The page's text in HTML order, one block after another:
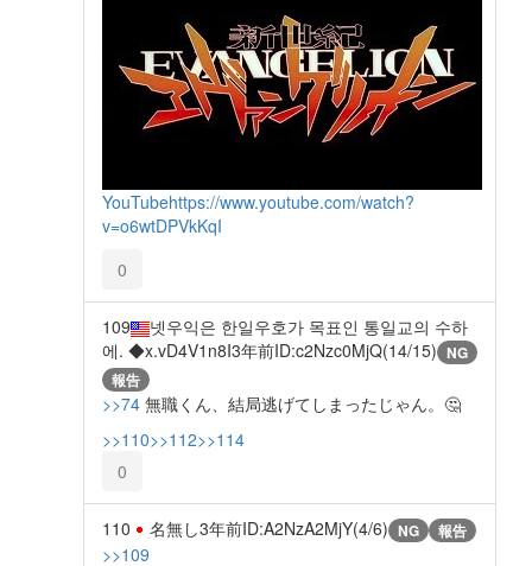
YouTubehttps://www.youtube.com/watch?
v=o6wtDPVkKqI
0
109
넷우익은 한일우호가 목표인 통일교의 수하
에. ◆x.vD4V1n8I3年前ID:c2Nzc0MjQ(14/15) NG
報告
>>74 無職くん、結局逃げてしまったじゃん。🤔
>>110>>112>>114
0
110 名無し3年前ID:A2NzA2MjY(4/6) NG 報告
>>109